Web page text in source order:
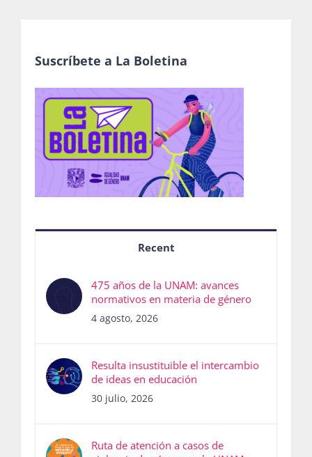
Suscríbete a La Boletina
Recent
475 años de la UNAM: avances
normativos en materia de género
4 agosto, 2026
Resulta insustituible el intercambio
de ideas en educación
30 julio, 2026
Ruta de atención a casos de